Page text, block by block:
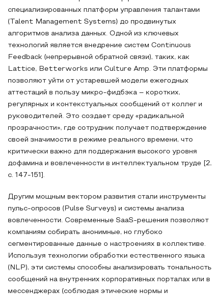
специализированных платформ управления талантами
(Talent Management Systems) до продвинутых
алгоритмов анализа данных. Одной из ключевых
технологий является внедрение систем Continuous
Feedback (непрерывной обратной связи), таких, как
Lattice, Betterworks или Culture Amp. Эти платформы
позволяют уйти от устаревшей модели ежегодных
аттестаций в пользу микро-фидбэка – коротких,
регулярных и контекстуальных сообщений от коллег и
руководителей. Это создает среду «радикальной
прозрачности», где сотрудник получает подтверждение
своей значимости в режиме реального времени, что
критически важно для поддержания высокого уровня
дофамина и вовлеченности в интеллектуальном труде [2,
с. 147-151].
Другим мощным вектором развития стали инструменты
пульс-опросов (Pulse Surveys) и системы анализа
вовлеченности. Современные SaaS-решения позволяют
компаниям собирать анонимные, но глубоко
сегментированные данные о настроениях в коллективе.
Используя технологии обработки естественного языка
(NLP), эти системы способны анализировать тональность
сообщений на внутренних корпоративных порталах или в
мессенджерах (соблюдая этические нормы и